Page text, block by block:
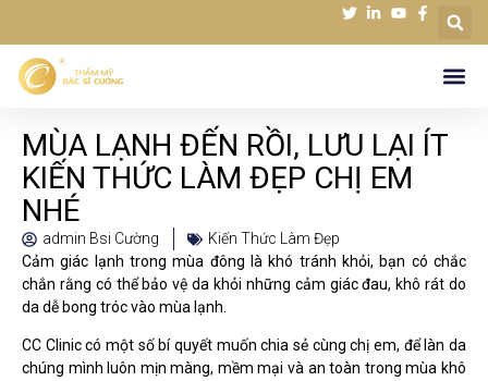
MÙA LẠNH ĐẾN RỒI, LƯU LẠI ÍT
KIẾN THỨC LÀM ĐẸP CHỊ EM
NHÉ
admin Bsi Cường
Kiến Thức Làm Đẹp
Cảm giác lạnh trong mùa đông là khó tránh khỏi, bạn có chắc
chắn rằng có thể bảo vệ da khỏi những cảm giác đau, khô rát do
da dễ bong tróc vào mùa lạnh.
CC Clinic có một số bí quyết muốn chia sẻ cùng chị em, để làn da
chúng mình luôn mịn màng, mềm mại và an toàn trong mùa khô